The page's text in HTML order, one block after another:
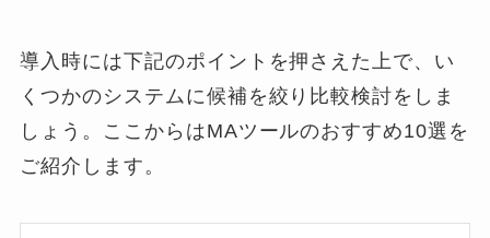
導入時には下記のポイントを押さえた上で、い
くつかのシステムに候補を絞り比較検討をしま
しょう。ここからはMAツールのおすすめ10選を
ご紹介します。